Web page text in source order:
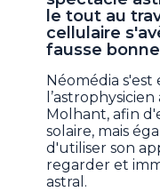
le tout au
cellulaire
fausse
Néomédia
Molhant, afin
solaire, mais
d'utiliser son
regarder et
astral.